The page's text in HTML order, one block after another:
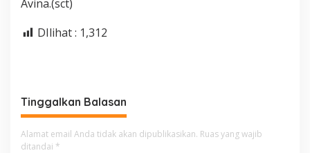
Avina.(sct)
DIlihat : 1,312
Tinggalkan Balasan
Alamat email Anda tidak akan dipublikasikan. Ruas yang wajib
ditandai *